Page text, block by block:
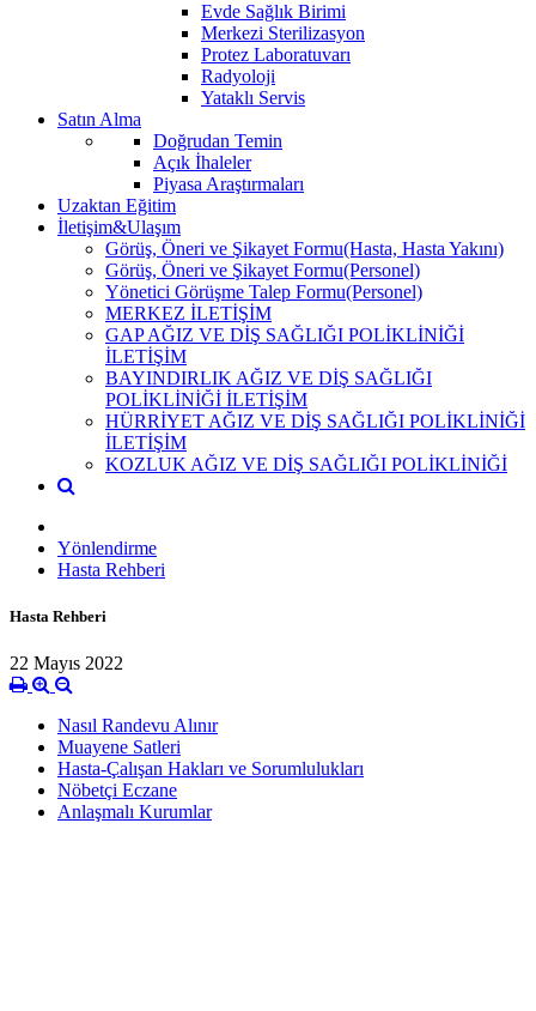
Evde Sağlık Birimi
Merkezi Sterilizasyon
Protez Laboratuvarı
Radyoloji
Yataklı Servis
Satın Alma
Doğrudan Temin
Açık İhaleler
Piyasa Araştırmaları
Uzaktan Eğitim
İletişim&Ulaşım
Görüş, Öneri ve Şikayet Formu(Hasta, Hasta Yakını)
Görüş, Öneri ve Şikayet Formu(Personel)
Yönetici Görüşme Talep Formu(Personel)
MERKEZ İLETİŞİM
GAP AĞIZ VE DİŞ SAĞLIĞI POLİKLİNİĞİ
İLETİŞİM
BAYINDIRLIK AĞIZ VE DİŞ SAĞLIĞI
POLİKLİNİĞİ İLETİŞİM
HÜRRİYET AĞIZ VE DİŞ SAĞLIĞI POLİKLİNİĞİ
İLETİŞİM
KOZLUK AĞIZ VE DİŞ SAĞLIĞI POLİKLİNİĞİ
Yönlendirme
Hasta Rehberi
Hasta Rehberi
22 Mayıs 2022
Nasıl Randevu Alınır
Muayene Satleri
Hasta-Çalışan Hakları ve Sorumlulukları
Nöbetçi Eczane
Anlaşmalı Kurumlar